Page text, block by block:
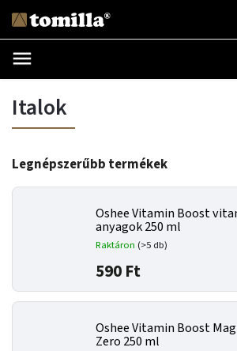
Italok
Legnépszerűbb termékek
Oshee Vitamin Boost
anyagok 250 ml
Raktáron (>5 db)
590 Ft
Oshee Vitamin Boost
Zero 250 ml